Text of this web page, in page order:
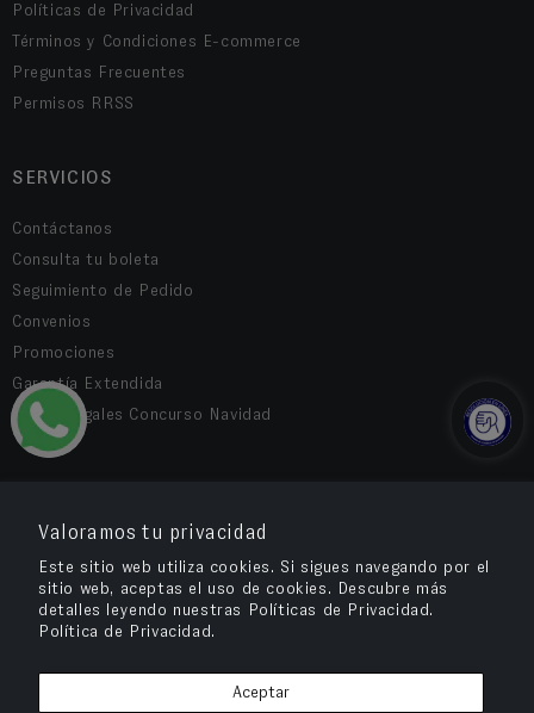
Valoramos tu privacidad
Este sitio web utiliza cookies. Si sigues navegando por el
sitio web, aceptas el uso de cookies. Descubre más
detalles leyendo nuestras Políticas de Privacidad.
Política de Privacidad.
Aceptar
Políticas de Privacidad
Términos y Condiciones E-commerce
Preguntas Frecuentes
Permisos RRSS
SERVICIOS
Contáctanos
Consulta tu boleta
Seguimiento de Pedido
Convenios
Promociones
Garantía Extendida
Bases Legales Concurso Navidad